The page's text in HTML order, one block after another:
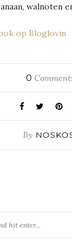
walnoten
op Bloglovin
0
By